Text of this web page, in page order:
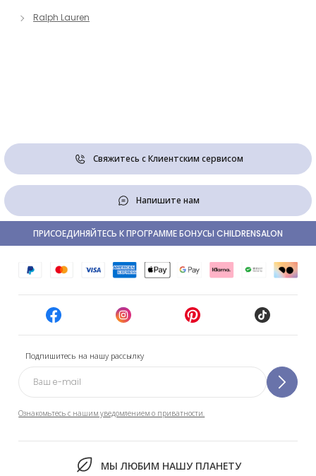
Ralph Lauren
Свяжитесь с Клиентским сервисом
Напишите нам
Подпишитесь на нашу рассылку
Ознакомьтесь с нашим уведомлением о приватности.
МЫ ЛЮБИМ НАШУ ПЛАНЕТУ
ПРИСОЕДИНЯЙТЕСЬ К ПРОГРАММЕ БОНУСЫ CHILDRENSALON